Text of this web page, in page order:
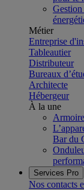
Gestion
Métier
Entreprise
Tableautier
Distributeur
Bureaux
Architecte
Hébergeur
À la une
Bar du
Services Pro
Nos contacts